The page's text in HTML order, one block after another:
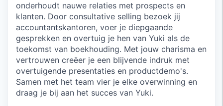
onderhoudt nauwe relaties met prospects en
klanten. Door consultative selling bezoek jij
accountantskantoren, voer je diepgaande
gesprekken en overtuig je hen van Yuki als de
toekomst van boekhouding. Met jouw charisma en
vertrouwen creëer je een blijvende indruk met
overtuigende presentaties en productdemo's.
Samen met het team vier je elke overwinning en
draag je bij aan het succes van Yuki.